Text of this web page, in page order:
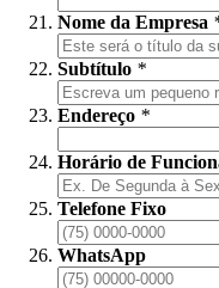
Nome da Empresa
Subtítulo *
Endereço *
Horário de
Telefone Fixo
WhatsApp